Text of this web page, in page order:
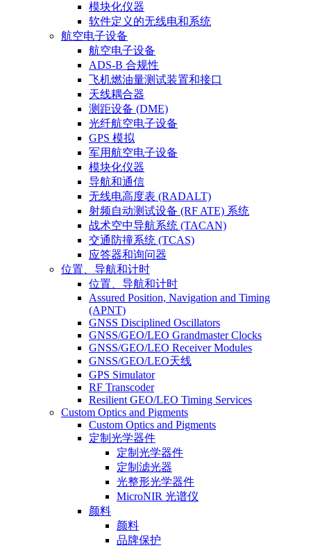
模块化仪器
软件定义的无线电和系统
航空电子设备
航空电子设备
ADS-B 合规性
飞机燃油量测试装置和接口
天线耦合器
测距设备 (DME)
光纤航空电子设备
GPS 模拟
军用航空电子设备
模块化仪器
导航和通信
无线电高度表 (RADALT)
射频自动测试设备 (RF ATE) 系统
战术空中导航系统 (TACAN)
交通防撞系统 (TCAS)
应答器和询问器
位置、导航和计时
位置、导航和计时
Assured Position, Navigation and Timing
(APNT)
GNSS Disciplined Oscillators
GNSS/GEO/LEO Grandmaster Clocks
GNSS/GEO/LEO Receiver Modules
GNSS/GEO/LEO天线
GPS Simulator
RF Transcoder
Resilient GEO/LEO Timing Services
Custom Optics and Pigments
Custom Optics and Pigments
定制光学器件
定制光学器件
定制滤光器
光整形光学器件
MicroNIR 光谱仪
颜料
颜料
品牌保护